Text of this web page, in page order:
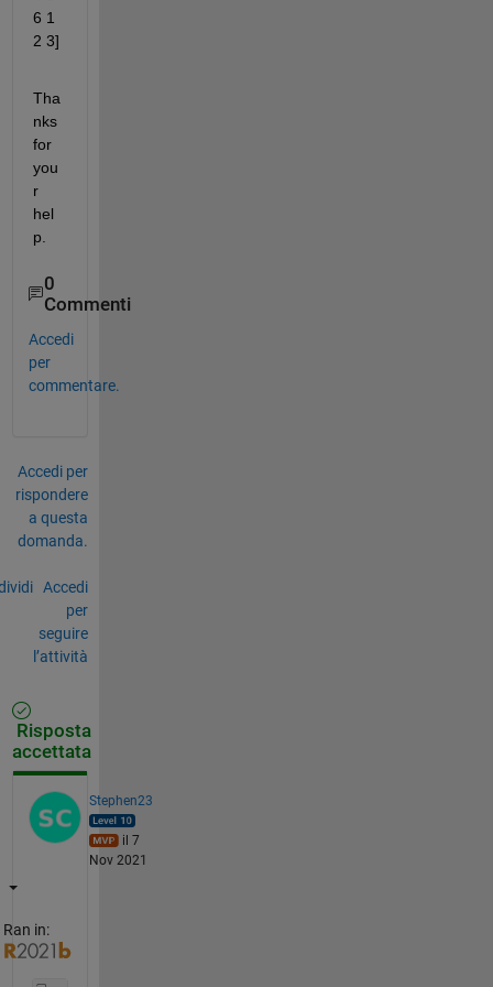
6 1
2 3]
Tha
nks
for
you
r
hel
p.
0
Commenti
Accedi
per
commentare.
Accedi per
rispondere
a questa
domanda.
Accedi
per
seguire
l’attività
Risposta
accettata
Stephen23
il 7
Nov 2021
Ran in: